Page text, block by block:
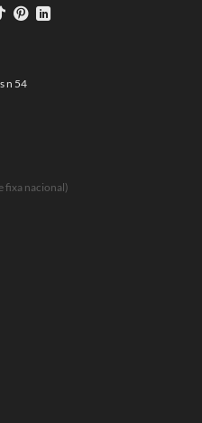
n 54
fixa nacional)